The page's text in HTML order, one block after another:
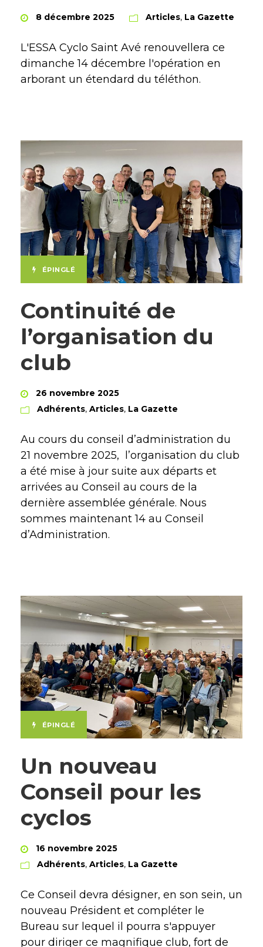
8 décembre 2025 Articles, La Gazette
L'ESSA Cyclo Saint Avé renouvellera ce
dimanche 14 décembre l'opération en
arborant un étendard du téléthon.
ÉPINGLÉ
Continuité de
l’organisation du
club
26 novembre 2025
Adhérents, Articles, La Gazette
Au cours du conseil d’administration du
21 novembre 2025, l’organisation du club
a été mise à jour suite aux départs et
arrivées au Conseil au cours de la
dernière assemblée générale. Nous
sommes maintenant 14 au Conseil
d’Administration.
ÉPINGLÉ
Un nouveau
Conseil pour les
cyclos
16 novembre 2025
Adhérents, Articles, La Gazette
Ce Conseil devra désigner, en son sein, un
nouveau Président et compléter le
Bureau sur lequel il pourra s'appuyer
pour diriger ce magnifique club, fort de